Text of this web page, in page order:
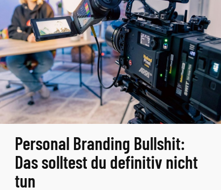
Personal Branding Bullshit:
Das solltest du definitiv nicht
tun